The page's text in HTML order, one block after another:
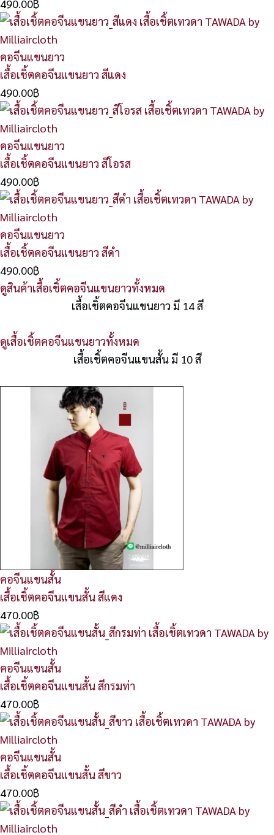
490.00฿
คอจีนแขนยาว
เสื้อเชิ้ตคอจีนแขนยาว สีแดง
490.00฿
คอจีนแขนยาว
เสื้อเชิ้ตคอจีนแขนยาว สีโอรส
490.00฿
คอจีนแขนยาว
เสื้อเชิ้ตคอจีนแขนยาว สีดำ
490.00฿
ดูสินค้าเสื้อเชิ้ตคอจีนแขนยาวทั้งหมด
เสื้อเชิ้ตคอจีนแขนยาว มี 14 สี
ดูเสื้อเชิ้ตคอจีนแขนยาวทั้งหมด
เสื้อเชิ้ตคอจีนแขนสั้น มี 10 สี
คอจีนแขนสั้น
เสื้อเชิ้ตคอจีนแขนสั้น สีแดง
470.00฿
คอจีนแขนสั้น
เสื้อเชิ้ตคอจีนแขนสั้น สีกรมท่า
470.00฿
คอจีนแขนสั้น
เสื้อเชิ้ตคอจีนแขนสั้น สีขาว
470.00฿